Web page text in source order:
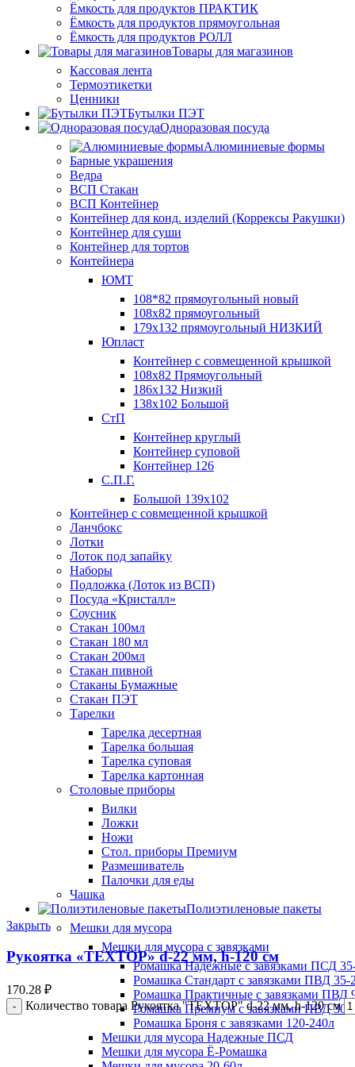
Ёмкость для продуктов ПРАКТИК
Ёмкость для продуктов прямоугольная
Ёмкость для продуктов РОЛЛ
Товары для магазинов
Кассовая лента
Термоэтикетки
Ценники
Бутылки ПЭТ
Одноразовая посуда
Алюминиевые формы
Барные украшения
Ведра
ВСП Стакан
ВСП Контейнер
Контейнер для конд. изделий (Коррексы Ракушки)
Контейнер для суши
Контейнер для тортов
Контейнера
ЮМТ
108*82 прямоугольный новый
108х82 прямоугольный
179х132 прямоугольный НИЗКИЙ
Юпласт
Контейнер с совмещенной крышкой
108х82 Прямоугольный
186х132 Низкий
138х102 Большой
СтП
Контейнер круглый
Контейнер суповой
Контейнер 126
С.П.Г.
Большой 139х102
Контейнер с совмещенной крышкой
Ланчбокс
Лотки
Лоток под запайку
Наборы
Подложка (Лоток из ВСП)
Посуда «Кристалл»
Соусник
Стакан 100мл
Стакан 180 мл
Стакан 200мл
Стакан пивной
Стаканы Бумажные
Стакан ПЭТ
Тарелки
Тарелка десертная
Тарелка большая
Тарелка суповая
Тарелка картонная
Столовые приборы
Вилки
Ложки
Ножи
Стол. приборы Премиум
Размешиватель
Палочки для еды
Чашка
Полиэтиленовые пакеты
Мешки для мусора
Мешки для мусора с завязками
Ромашка Надежные с завязками ПСД
Ромашка Стандарт с завязками ПВД 35-
Ромашка Практичные с завязками ПВД
Ромашка Премиум с завязками ПВД 30-
Ромашка Броня с завязками 120-240л
Мешки для мусора Надежные ПСД
Мешки для мусора Ё-Ромашка
Закрыть
Рукоятка «ТЕХТОР» d-22 мм, h-120 см
170.28 ₽
Количество товара Рукоятка "ТЕХТОР" d-22 мм, h-120 см